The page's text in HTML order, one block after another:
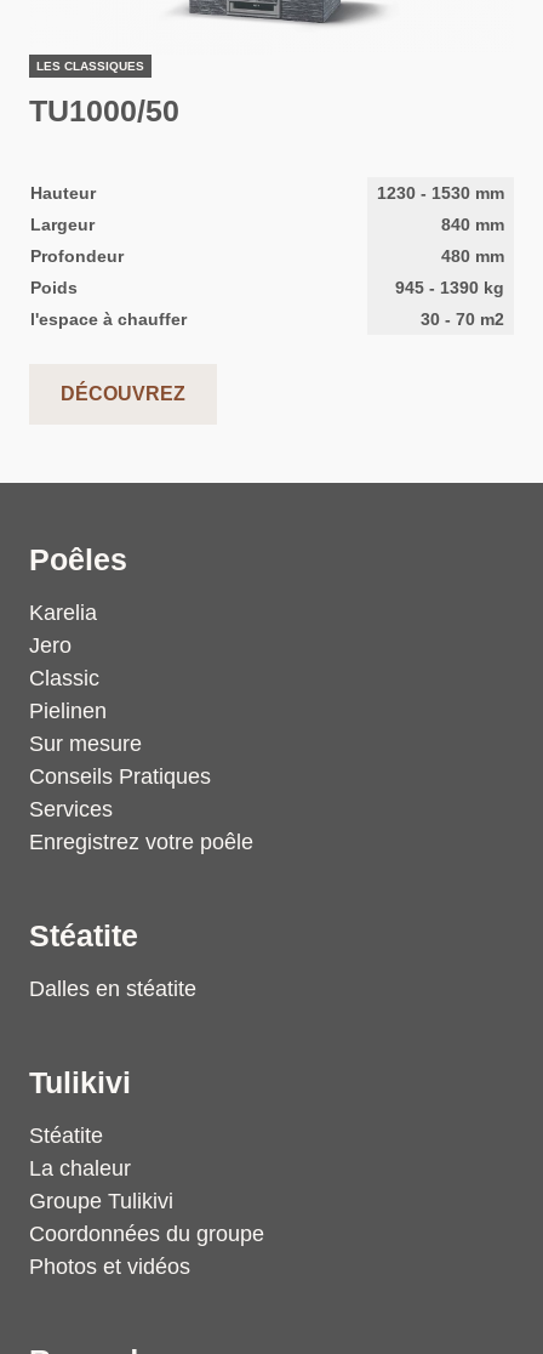
LES CLASSIQUES
TU1000/50
Hauteur 1230 - 1530 mm
Largeur
840 mm
Profondeur
480 mm
Poids
945 - 1390 kg
l'espace à chauffer
30 - 70 m2
DÉCOUVREZ
Poêles
Karelia
Jero
Classic
Pielinen
Sur mesure
Conseils Pratiques
Services
Enregistrez votre poêle
Stéatite
Dalles en stéatite
Tulikivi
Stéatite
La chaleur
Groupe Tulikivi
Coordonnées du groupe
Photos et vidéos